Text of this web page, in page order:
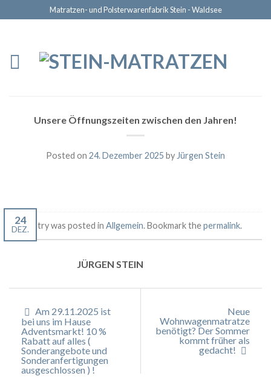
Matratzen- und Polsterwarenfabrik Stein - Waldsee
Unsere Öffnungszeiten zwischen den Jahren!
Posted on 24. Dezember 2025 by Jürgen Stein
24
DEZ.
This entry was posted in Allgemein. Bookmark thepermalink.
JÜRGEN STEIN
Am 29.11.2025 ist
bei uns im Hause
Adventsmarkt! 10 %
Rabatt auf alles (
Sonderangebote und
Sonderanfertigungen
ausgeschlossen ) !
Neue
Wohnwagenmatratze
benötigt? Der Sommer
kommt früher als
gedacht!